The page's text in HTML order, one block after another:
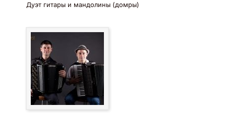
Дуэт гитары и мандолины (домры)